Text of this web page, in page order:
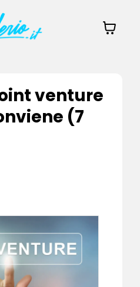
venture
(7